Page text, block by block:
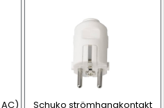
Schuko strömhanakontakt